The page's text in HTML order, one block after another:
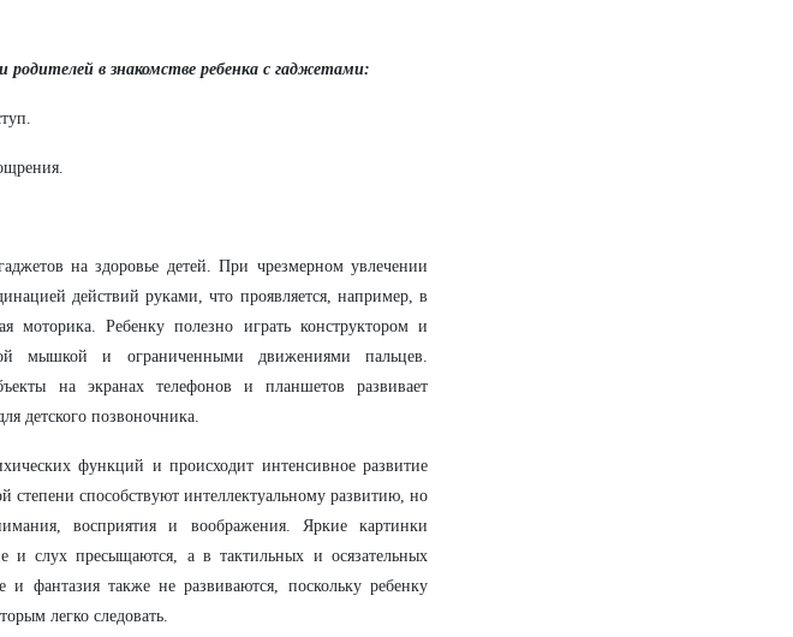
в знакомстве ребенка с гаджетами:
на здоровье детей. При чрезмерном увлечении
действий руками, что проявляется, например, в
моторика. Ребенку полезно играть конструктором и
мышкой и ограниченными движениями пальцев.
на экранах телефонов и планшетов развивает
детского позвоночника.
функций и происходит интенсивное развитие
степени способствуют интеллектуальному развитию, но
восприятия и воображения. Яркие картинки
и слух пресыщаются, а в тактильных и осязательных
фантазия также не развиваются, поскольку ребенку
легко следовать.